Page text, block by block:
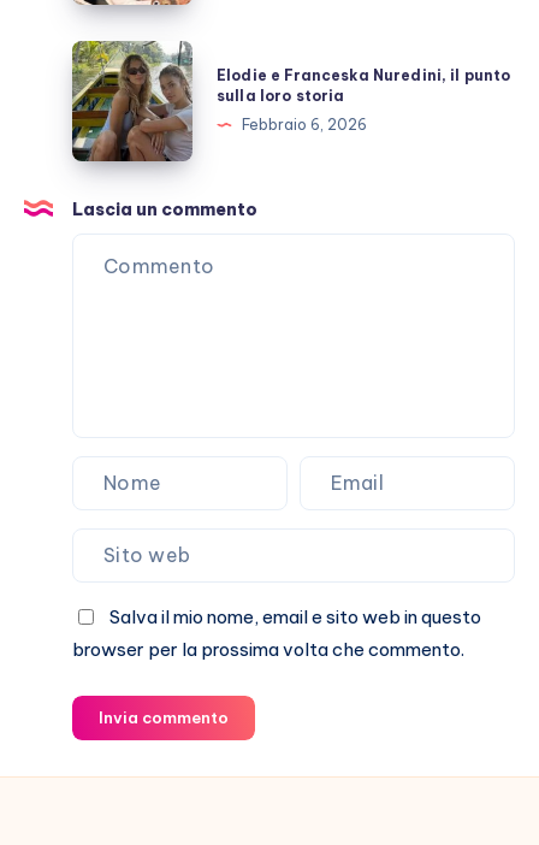
malattia
che
non
passa
Elodie
e
Franceska
Nuredini,
punto
sulla
Elodie e Franceska Nuredini, il punto
sulla loro storia
Febbraio 6, 2026
Lascia un commento
Salva il mio nome, email e sito web in questo
browser per la prossima volta che commento.
Invia commento